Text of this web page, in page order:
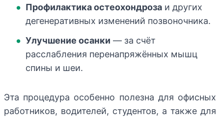
Профилактика остеохондроза и других
дегенеративных изменений позвоночника.
Улучшение осанки — за счёт
расслабления перенапряжённых мышц
спины и шеи.
Эта процедура особенно полезна для офисных
работников, водителей, студентов, а также для